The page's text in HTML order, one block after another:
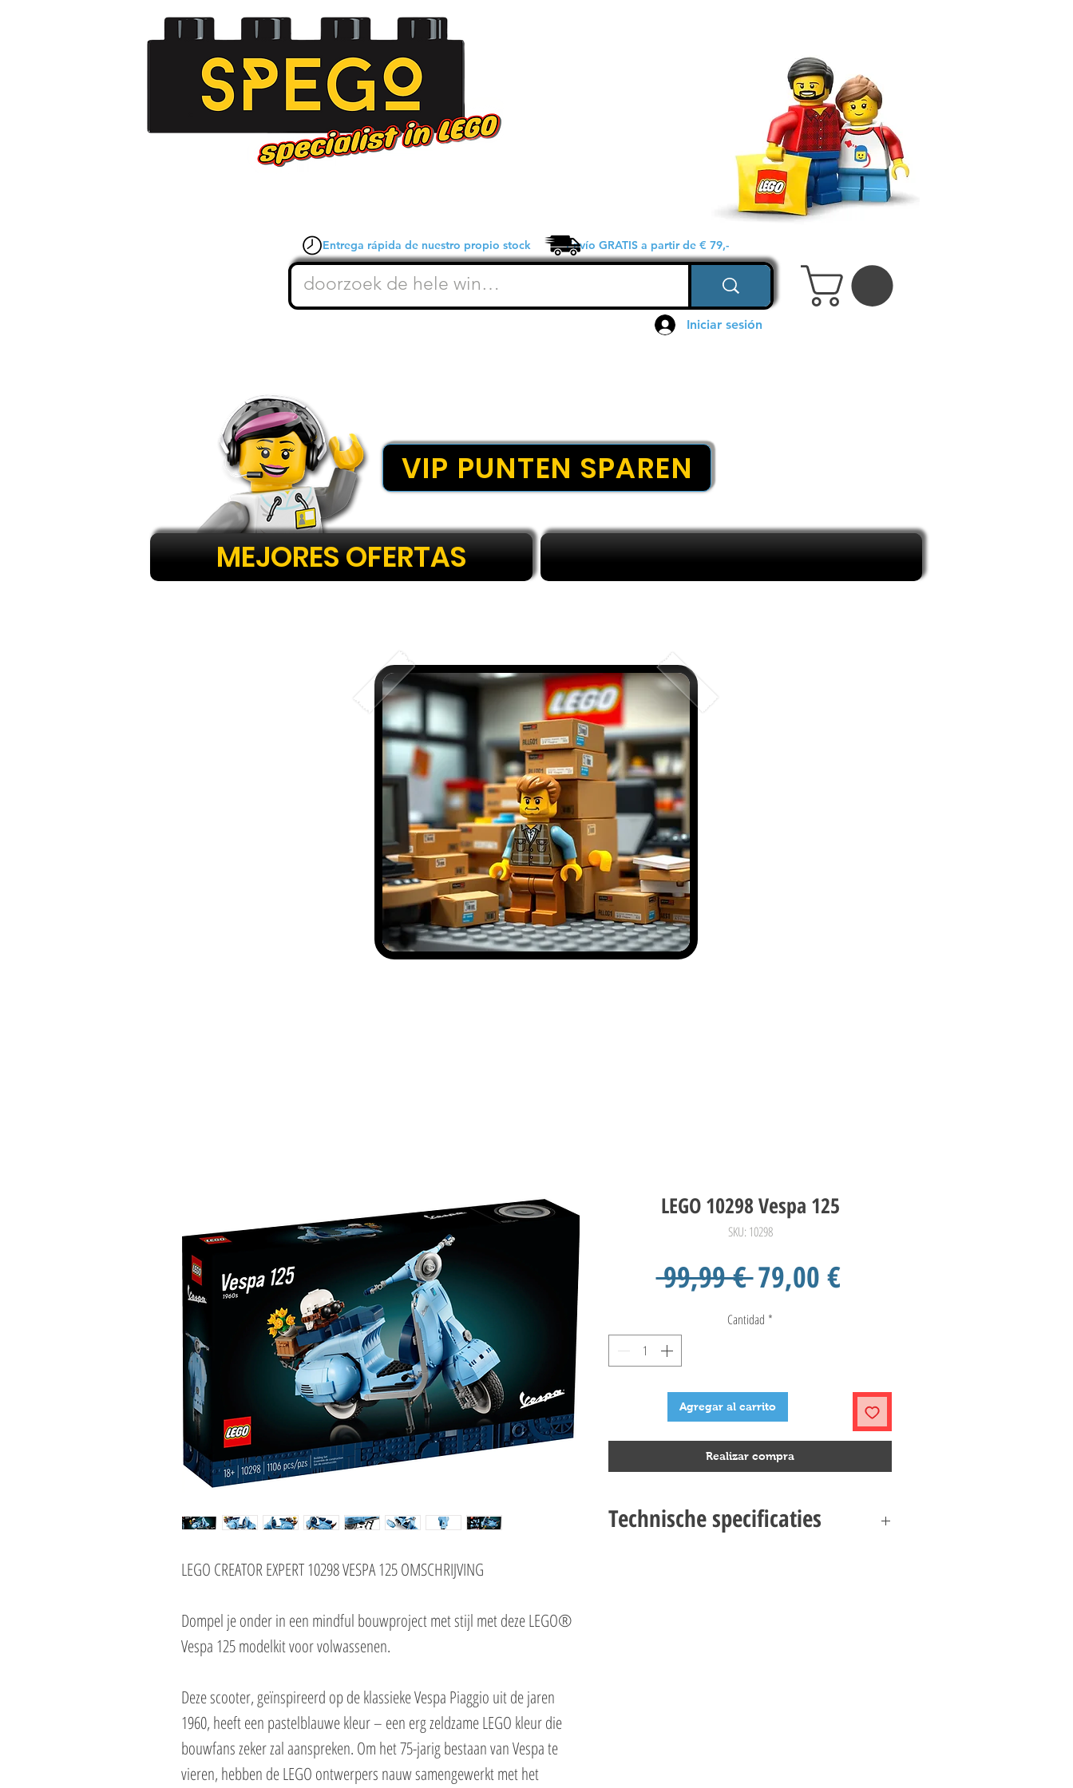
Entrega rápida de nuestro propio stock Envío GRATIS a partir de € 79,-
Iniciar sesión
VIP PUNTEN SPAREN
MEJORES OFERTAS
LEGO CREATOR EXPERT 10298 VESPA 125 OMSCHRIJVING
Dompel je onder in een mindful bouwproject met stijl met deze LEGO®
Vespa 125 modelkit voor volwassenen.
Deze scooter, geïnspireerd op de klassieke Vespa Piaggio uit de jaren
1960, heeft een pastelblauwe kleur – een erg zeldzame LEGO kleur die
bouwfans zeker zal aanspreken. Om het 75-jarig bestaan van Vespa te
vieren, hebben de LEGO ontwerpers nauw samengewerkt met het
LEGO 10298 Vespa 125
SKU: 10298
99,99 € Precio
79,00 €Precio
Cantidad *
Agregar al carrito
Realizar compra
Technische specificaties